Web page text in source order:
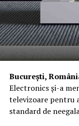
București,
Electronics și-a
televizoare pentru
standard de